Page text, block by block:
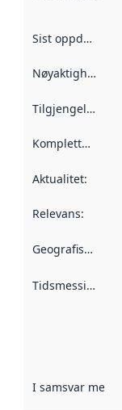
Sist oppdatert
Nøyaktighet
Tilgjengelighet
Kompletthet
Aktualitet:
Relevans:
Geografisk avgrensning
Tidsmessig avgrensning
I samsvar med